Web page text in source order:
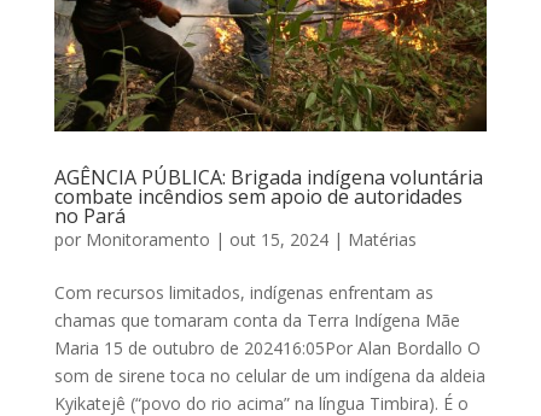
AGÊNCIA PÚBLICA: Brigada indígena voluntária
combate incêndios sem apoio de autoridades
no Pará
por Monitoramento | out 15, 2024| Matérias
Com recursos limitados, indígenas enfrentam as
chamas que tomaram conta da Terra Indígena Mãe
Maria 15 de outubro de 202416:05Por Alan Bordallo O
som de sirene toca no celular de um indígena da aldeia
Kyikatejê (“povo do rio acima” na língua Timbira). É o